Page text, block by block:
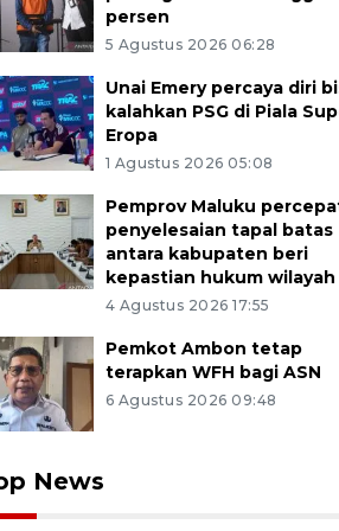
persen
5 Agustus 2026 06:28
Unai Emery percaya diri
kalahkan PSG di Piala
Eropa
1 Agustus 2026 05:08
Pemprov Maluku
penyelesaian tapal batas
antara kabupaten beri
kepastian hukum wilayah
4 Agustus 2026 17:55
Pemkot Ambon tetap
terapkan WFH bagi ASN
6 Agustus 2026 09:48
News